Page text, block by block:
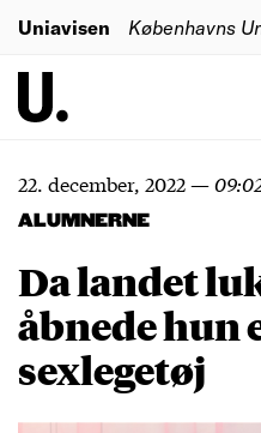
Uniavisen Københavns
22. december, 2022—
ALUMNERNE
Da landet
åbnede hun
sexlegetøj